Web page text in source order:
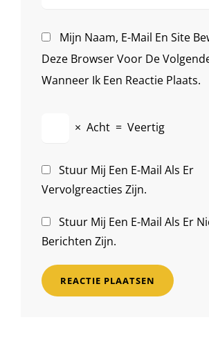
Mijn Naam, E-Mail En Site
Deze Browser Voor De
Wanneer Ik Een Reactie Plaats.
× Acht = Veertig
Stuur Mij Een E-Mail Als Er
Vervolgreacties Zijn.
Stuur Mij Een E-Mail Als Er
Berichten Zijn.